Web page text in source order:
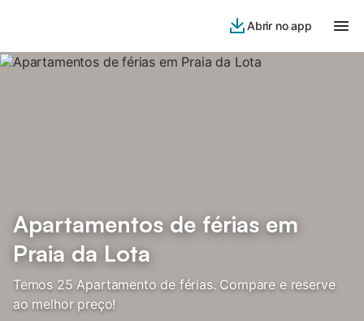
Abrir no app
Apartamentos de férias em
Praia da Lota
Temos 25 Apartamento de férias. Compare e reserve
ao melhor preço!